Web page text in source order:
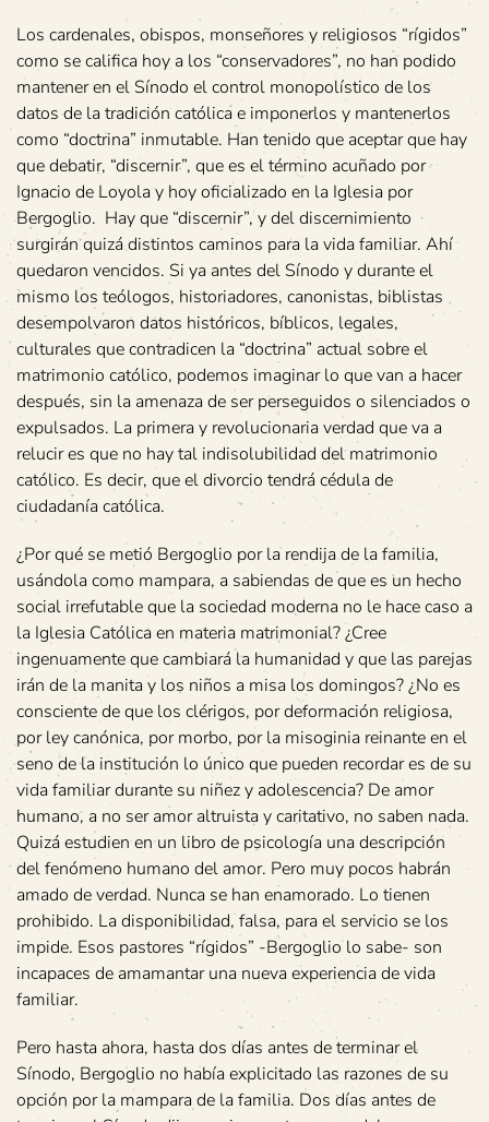
Los cardenales, obispos, monseñores y religiosos “rígidos”
como se califica hoy a los “conservadores”, no han podido
mantener en el Sínodo el control monopolístico de los
datos de la tradición católica e imponerlos y mantenerlos
como “doctrina” inmutable. Han tenido que aceptar que hay
que debatir, “discernir”, que es el término acuñado por
Ignacio de Loyola y hoy oficializado en la Iglesia por
Bergoglio. Hay que “discernir”, y del discernimiento
surgirán quizá distintos caminos para la vida familiar. Ahí
quedaron vencidos. Si ya antes del Sínodo y durante el
mismo los teólogos, historiadores, canonistas, biblistas
desempolvaron datos históricos, bíblicos, legales,
culturales que contradicen la “doctrina” actual sobre el
matrimonio católico, podemos imaginar lo que van a hacer
después, sin la amenaza de ser perseguidos o silenciados o
expulsados. La primera y revolucionaria verdad que va a
relucir es que no hay tal indisolubilidad del matrimonio
católico. Es decir, que el divorcio tendrá cédula de
ciudadanía católica.
¿Por qué se metió Bergoglio por la rendija de la familia,
usándola como mampara, a sabiendas de que es un hecho
social irrefutable que la sociedad moderna no le hace caso a
la Iglesia Católica en materia matrimonial? ¿Cree
ingenuamente que cambiará la humanidad y que las parejas
irán de la manita y los niños a misa los domingos? ¿No es
consciente de que los clérigos, por deformación religiosa,
por ley canónica, por morbo, por la misoginia reinante en el
seno de la institución lo único que pueden recordar es de su
vida familiar durante su niñez y adolescencia? De amor
humano, a no ser amor altruista y caritativo, no saben nada.
Quizá estudien en un libro de psicología una descripción
del fenómeno humano del amor. Pero muy pocos habrán
amado de verdad. Nunca se han enamorado. Lo tienen
prohibido. La disponibilidad, falsa, para el servicio se los
impide. Esos pastores “rígidos” -Bergoglio lo sabe- son
incapaces de amamantar una nueva experiencia de vida
familiar.
Pero hasta ahora, hasta dos días antes de terminar el
Sínodo, Bergoglio no había explicitado las razones de su
opción por la mampara de la familia. Dos días antes de